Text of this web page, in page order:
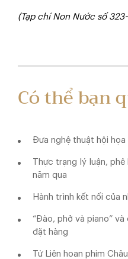
(Tạp chí Non Nước số
Có thể bạn
Đưa nghệ thuật hội
Thực trạng lý luận,
năm qua
Hành trình kết nối của
“Đào, phở và piano”
đặt hàng
Từ Liên hoan phim